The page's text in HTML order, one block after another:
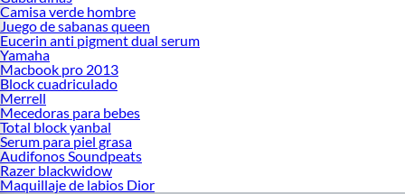
Camisa verde hombre
Juego de sabanas queen
Eucerin anti pigment dual serum
Yamaha
Macbook pro 2013
Block cuadriculado
Merrell
Mecedoras para bebes
Total block yanbal
Serum para piel grasa
Audifonos Soundpeats
Razer blackwidow
Maquillaje de labios Dior